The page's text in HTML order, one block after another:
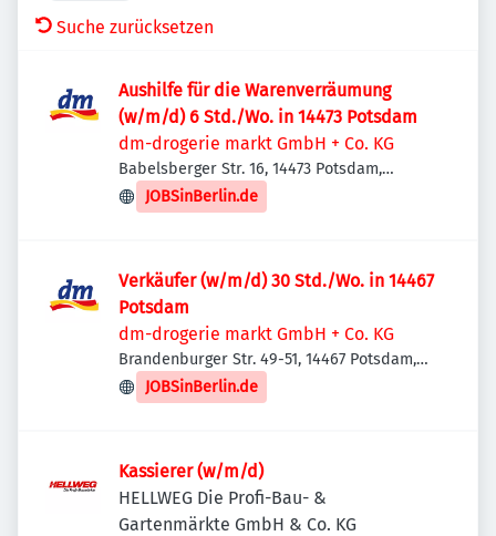
Suche zurücksetzen
Aushilfe für die Warenverräumung
(w/m/d) 6 Std./Wo. in 14473 Potsdam
dm-drogerie markt GmbH + Co. KG
Babelsberger Str. 16, 14473 Potsdam,
Deutschland
JOBSinBerlin.de
Verkäufer (w/m/d) 30 Std./Wo. in 14467
Potsdam
dm-drogerie markt GmbH + Co. KG
Brandenburger Str. 49-51, 14467 Potsdam,
Deutschland
JOBSinBerlin.de
Kassierer (w/m/d)
HELLWEG Die Profi-Bau- &
Gartenmärkte GmbH & Co. KG